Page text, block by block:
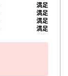
満足
満足
満足
満足